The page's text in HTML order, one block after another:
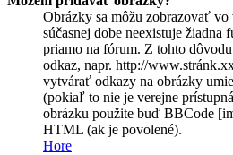
Obrázky sa môžu zobrazovať
súčasnej dobe neexistuje žiadna
priamo na fórum. Z tohto
odkaz, napr. http://
vytvárať odkazy na obrázky
(pokiaľ to nie je verejne
obrázku použite buď BBCode
HTML (ak je povolené).
Hore